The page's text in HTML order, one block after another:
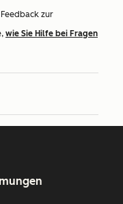
zur
wie Sie Hilfe bei Fragen